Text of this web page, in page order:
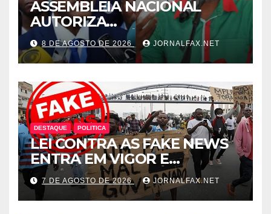
ASSEMBLEIA NACIONAL
AUTORIZA
INTERROGATÓRIO DE
ADRIANO SAPINALA NO
CASO “CAIXA TÉRMICA” E
CHIVUKUVUKU
8 DE AGOSTO DE 2026 JORNALFAX.NET
DESTAQUE POLITICA
LEI CONTRA AS FAKE NEWS
ENTRA EM VIGOR E
ABRANGE CONTEÚDOS
PRODUZIDOS NO
ESTRANGEIRO
7 DE AGOSTO DE 2026 JORNALFAX.NET